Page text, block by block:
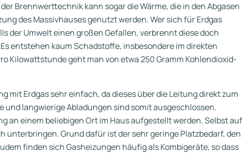
Brennwerttechnik kann sogar die Wärme, die in den Abgasen
des Massivhauses genutzt werden. Wer sich für Erdgas
der Umwelt einen großen Gefallen, verbrennt diese doch
entstehen kaum Schadstoffe, insbesondere im direkten
Kilowattstunde geht man von etwa 250 Gramm Kohlendioxid-
mit Erdgas sehr einfach, da dieses über die Leitung direkt zum
und langwierige Abladungen sind somit ausgeschlossen.
an einem beliebigen Ort im Haus aufgestellt werden. Selbst auf
unterbringen. Grund dafür ist der sehr geringe Platzbedarf, den
finden sich Gasheizungen häufig als Kombigeräte, so dass